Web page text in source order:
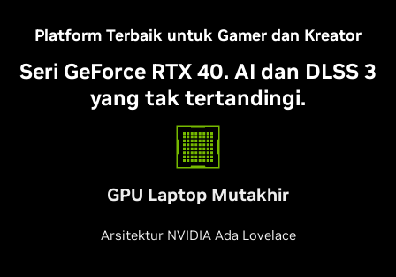
Platform Terbaik untuk Gamer dan Kreator
Seri GeForce RTX 40. AI dan DLSS 3
yang tak tertandingi.
GPU Laptop Mutakhir
Arsitektur NVIDIA Ada Lovelace